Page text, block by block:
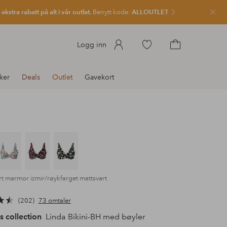
ekstra rabatt på alt i vår outlet. Benytt kode: ALLOUTLET Lukk
Logg inn
Gå
Deals Outlet Gavekort
marmor izmir/røykfarget mattsvart
202 73 omtaler
collection Linda Bikini-BH med bøyler